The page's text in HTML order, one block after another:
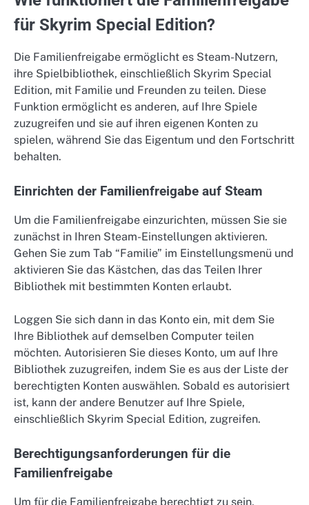
für Skyrim Special Edition?
Die Familienfreigabe ermöglicht es Steam-Nutzern,
ihre Spielbibliothek, einschließlich Skyrim Special
Edition, mit Familie und Freunden zu teilen. Diese
Funktion ermöglicht es anderen, auf Ihre Spiele
zuzugreifen und sie auf ihren eigenen Konten zu
spielen, während Sie das Eigentum und den Fortschritt
behalten.
Einrichten der Familienfreigabe auf Steam
Um die Familienfreigabe einzurichten, müssen Sie sie
zunächst in Ihren Steam-Einstellungen aktivieren.
Gehen Sie zum Tab “Familie” im Einstellungsmenü und
aktivieren Sie das Kästchen, das das Teilen Ihrer
Bibliothek mit bestimmten Konten erlaubt.
Loggen Sie sich dann in das Konto ein, mit dem Sie
Ihre Bibliothek auf demselben Computer teilen
möchten. Autorisieren Sie dieses Konto, um auf Ihre
Bibliothek zuzugreifen, indem Sie es aus der Liste der
berechtigten Konten auswählen. Sobald es autorisiert
ist, kann der andere Benutzer auf Ihre Spiele,
einschließlich Skyrim Special Edition, zugreifen.
Berechtigungsanforderungen für die
Familienfreigabe
Um für die Familienfreigabe berechtigt zu sein,